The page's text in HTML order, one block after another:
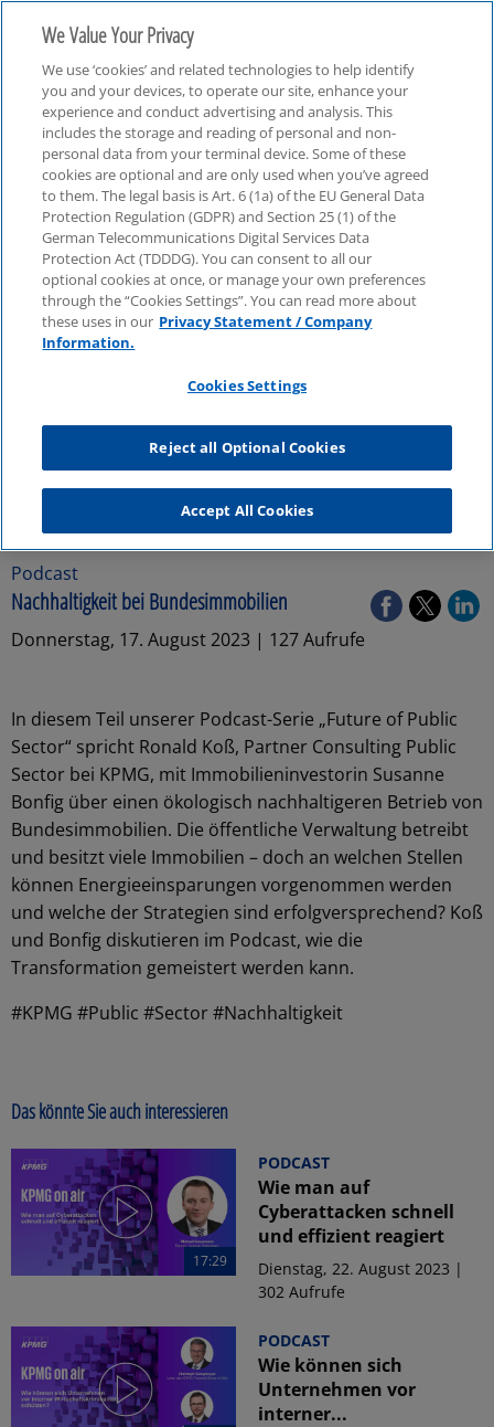
Podcast
Podcast
Nachhaltigkeit bei Bundesimmobilien
Donnerstag, 17. August 2023 | 127 Aufrufe
In diesem Teil unserer Podcast-Serie „Future of Public
Sector“ spricht Ronald Koß, Partner Consulting Public
Sector bei KPMG, mit Immobilieninvestorin Susanne
Bonfig über einen ökologisch nachhaltigeren Betrieb von
Bundesimmobilien. Die öffentliche Verwaltung betreibt
und besitzt viele Immobilien – doch an welchen Stellen
können Energieeinsparungen vorgenommen werden
und welche der Strategien sind erfolgversprechend? Koß
und Bonfig diskutieren im Podcast, wie die
Transformation gemeistert werden kann.
#KPMG #Public #Sector #Nachhaltigkeit
Das könnte Sie auch interessieren
17:29
PODCAST
Wie man auf
Cyberattacken schnell
und effizient reagiert
Dienstag, 22. August 2023 |
302 Aufrufe
PODCAST
Wie können sich
Unternehmen vor
interner...
We Value Your Privacy
We use ‘cookies’ and related technologies to help identify
you and your devices, to operate our site, enhance your
experience and conduct advertising and analysis. This
includes the storage and reading of personal and non-
personal data from your terminal device. Some of these
cookies are optional and are only used when you’ve agreed
to them. The legal basis is Art. 6 (1a) of the EU General Data
Protection Regulation (GDPR) and Section 25 (1) of the
German Telecommunications Digital Services Data
Protection Act (TDDDG). You can consent to all our
optional cookies at once, or manage your own preferences
through the “Cookies Settings”. You can read more about
these uses in our Privacy Statement / Company
Information.
Cookies Settings
Reject all Optional Cookies
Accept All Cookies